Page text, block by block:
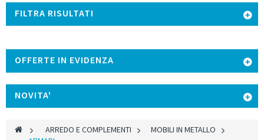
FILTRA RISULTATI
OFFERTE IN EVIDENZA
NOVITA'
> ARREDO E COMPLEMENTI >
MOBILI IN METALLO